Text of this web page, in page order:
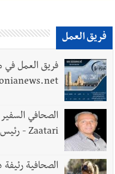
فريق العمل
فريق العمل في
Zaatari - رئيس التحرير
الصحافية